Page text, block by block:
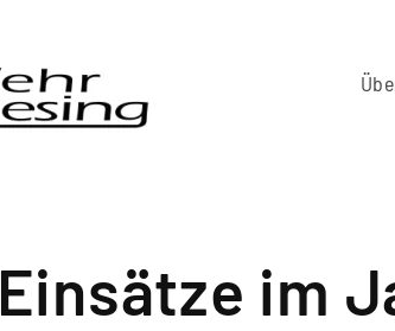
Einsätze im